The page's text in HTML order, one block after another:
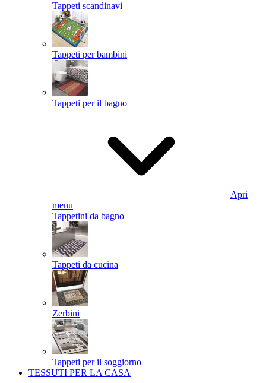
Tappeti scandinavi
Tappeti per bambini
Tappeti per il bagno
Apri
menu
Tappetini da bagno
Tappeti da cucina
Zerbini
Tappeti per il soggiorno
TESSUTI PER LA CASA